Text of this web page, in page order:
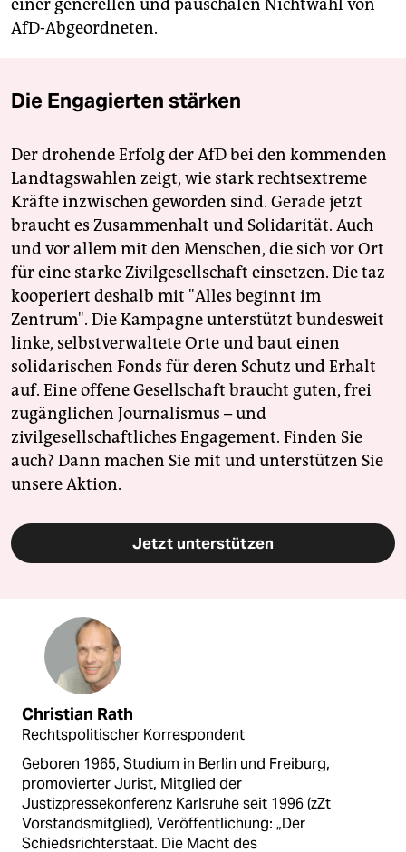
einer generellen und pauschalen Nichtwahl von
AfD-Abgeordneten.
Die Engagierten stärken
Der drohende Erfolg der AfD bei den kommenden
Landtagswahlen zeigt, wie stark rechtsextreme
Kräfte inzwischen geworden sind. Gerade jetzt
braucht es Zusammenhalt und Solidarität. Auch
und vor allem mit den Menschen, die sich vor Ort
für eine starke Zivilgesellschaft einsetzen. Die taz
kooperiert deshalb mit "Alles beginnt im
Zentrum". Die Kampagne unterstützt bundesweit
linke, selbstverwaltete Orte und baut einen
solidarischen Fonds für deren Schutz und Erhalt
auf. Eine offene Gesellschaft braucht guten, frei
zugänglichen Journalismus – und
zivilgesellschaftliches Engagement. Finden Sie
auch? Dann machen Sie mit und unterstützen Sie
unsere Aktion.
Jetzt unterstützen
Christian Rath
Rechtspolitischer Korrespondent
Geboren 1965, Studium in Berlin und Freiburg,
promovierter Jurist, Mitglied der
Justizpressekonferenz Karlsruhe seit 1996 (zZt
Vorstandsmitglied), Veröffentlichung: „Der
Schiedsrichterstaat. Die Macht des